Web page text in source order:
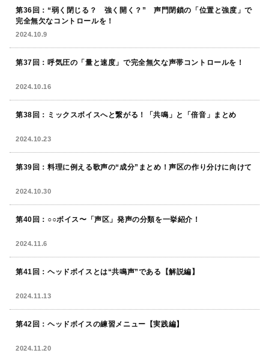
第36回：“弱く閉じる？ 強く開く？” 声門閉鎖の「位置と強度」で
完全無欠なコントロールを！
2024.10.9
第37回：呼気圧の「量と速度」で完全無欠な声帯コントロールを！
2024.10.16
第38回：ミックスボイスへと繋がる！「共鳴」と「倍音」まとめ
2024.10.23
第39回：料理に例える歌声の“成分”まとめ！声区の作り分けに向けて
2024.10.30
第40回：○○ボイス〜「声区」発声の分類を一挙紹介！
2024.11.6
第41回：ヘッドボイスとは“共鳴声”である【解説編】
2024.11.13
第42回：ヘッドボイスの練習メニュー【実践編】
2024.11.20